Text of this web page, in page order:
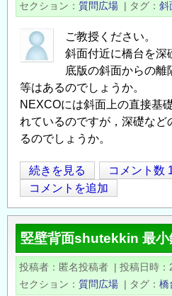
図
の
セクション
質問広場 | タグ 斜
ご教授ください。
斜面付近に橋台を深
底版の斜面からの
等はあるのでしょうか。
NEXCOには斜面上の直接基
れているのですが，深礎など
るのでしょうか。
斜
面
上
の
橋
台
続きを見る
コメント数
コメントを追加
竪壁背面shutekkin 最小
投稿者 匿名投稿者 | 投稿日時
セクション
質問広場 | タグ 橋